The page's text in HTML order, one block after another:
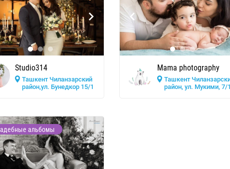
Studio314
Ташкент Чиланзарский
район,ул. Бунедкор 15/1
Mama photography
Ташкент
район, ул. Мукими, 7/1
альбомы